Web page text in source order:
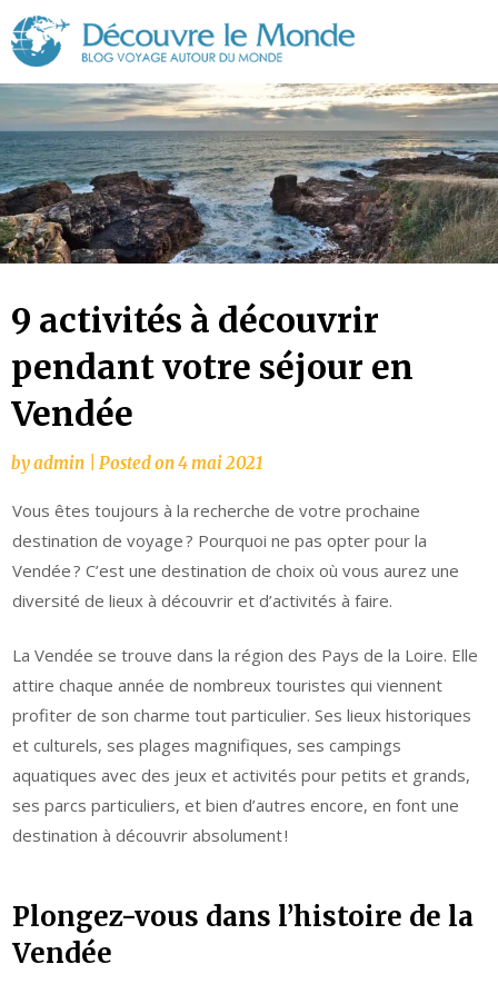
Monde
9 activités à découvrir
pendant votre séjour en
Vendée
byadmin Posted on4 mai 2021
Vous êtes toujours à la recherche de votre prochaine
destination de voyage ? Pourquoi ne pas opter pour la
Vendée ? C’est une destination de choix où vous aurez une
diversité de lieux à découvrir et d’activités à faire.
La Vendée se trouve dans la région des Pays de la Loire. Elle
attire chaque année de nombreux touristes qui viennent
profiter de son charme tout particulier. Ses lieux historiques
et culturels, ses plages magnifiques, ses campings
aquatiques avec des jeux et activités pour petits et grands,
ses parcs particuliers, et bien d’autres encore, en font une
destination à découvrir absolument !
Plongez-vous dans l’histoire de la
Vendée